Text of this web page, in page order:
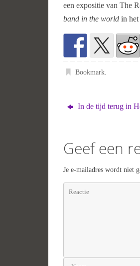
een expositie van The
band in the world in
Bookmark
In de tijd terug in
Geef een
Je e-mailadres wordt niet